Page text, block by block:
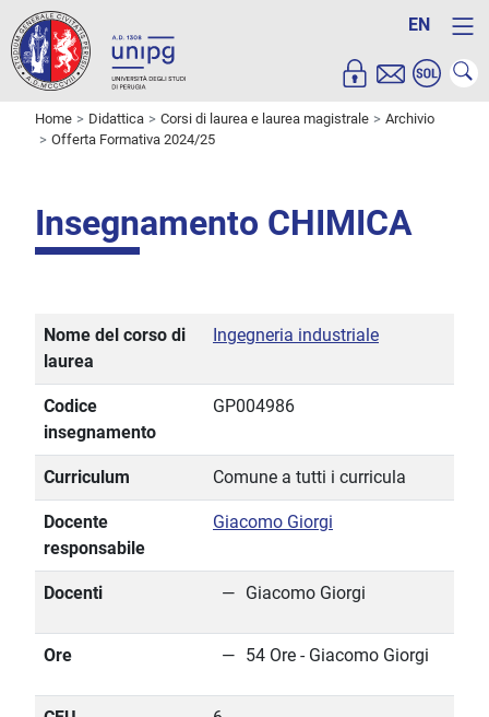
EN
Home Didattica Corsi di laurea e laurea magistrale
Archivio
Offerta Formativa 2024/25
Insegnamento CHIMICA
Nome del corso di
laurea
Ingegneria industriale
Codice
insegnamento
GP004986
Curriculum Comune a tutti i curricula
Docente
responsabile
Giacomo Giorgi
Docenti Giacomo Giorgi
Ore 54 Ore - Giacomo Giorgi